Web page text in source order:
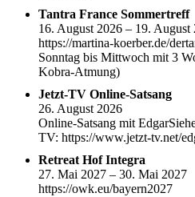
Tantra France Sommertreff
16. August 2026 – 19. August
https://martina-koerber.de/
Sonntag bis Mittwoch mit 3
Kobra-Atmung)
Jetzt-TV Online-Satsang
26. August 2026
Online-Satsang mit
TV: https://www.jetzt-tv.net/
Retreat Hof Integra
27. Mai 2027 – 30. Mai 2027
https://owk.eu/bayern2027